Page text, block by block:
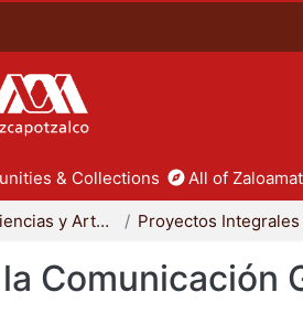
& Collections All of
División de Ciencias y Artes para el Diseño
Comunicación